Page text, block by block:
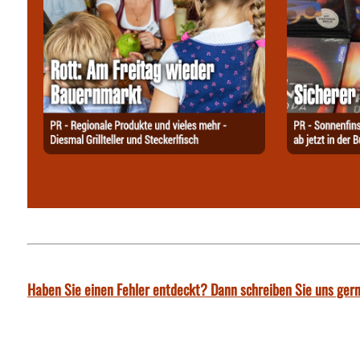
Haben Sie einen Fehler entdeckt? Dann schreiben Sie uns